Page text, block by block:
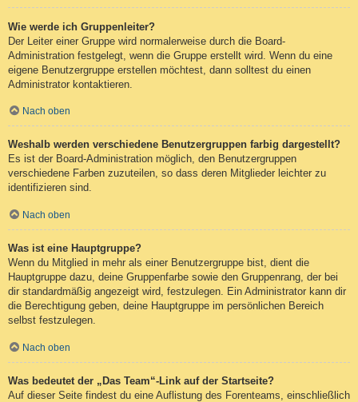
Wie werde ich Gruppenleiter?
Der Leiter einer Gruppe wird normalerweise durch die Board-
Administration festgelegt, wenn die Gruppe erstellt wird. Wenn du eine
eigene Benutzergruppe erstellen möchtest, dann solltest du einen
Administrator kontaktieren.
Nach oben
Weshalb werden verschiedene Benutzergruppen farbig dargestellt?
Es ist der Board-Administration möglich, den Benutzergruppen
verschiedene Farben zuzuteilen, so dass deren Mitglieder leichter zu
identifizieren sind.
Nach oben
Was ist eine Hauptgruppe?
Wenn du Mitglied in mehr als einer Benutzergruppe bist, dient die
Hauptgruppe dazu, deine Gruppenfarbe sowie den Gruppenrang, der bei
dir standardmäßig angezeigt wird, festzulegen. Ein Administrator kann dir
die Berechtigung geben, deine Hauptgruppe im persönlichen Bereich
selbst festzulegen.
Nach oben
Was bedeutet der „Das Team“-Link auf der Startseite?
Auf dieser Seite findest du eine Auflistung des Forenteams, einschließlich